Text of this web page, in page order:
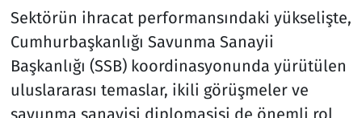
Sektörün ihracat performansındaki yükselişte,
Cumhurbaşkanlığı Savunma Sanayii
Başkanlığı (SSB) koordinasyonunda yürütülen
uluslararası temaslar, ikili görüşmeler ve
savunma sanayisi diplomasisi de önemli rol